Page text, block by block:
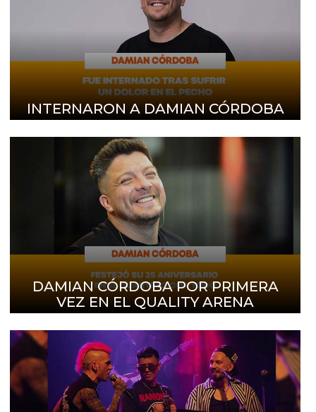
INTERNARON A DAMIAN CÓRDOBA
DAMIAN CÓRDOBA POR PRIMERA
VEZ EN EL QUALITY ARENA